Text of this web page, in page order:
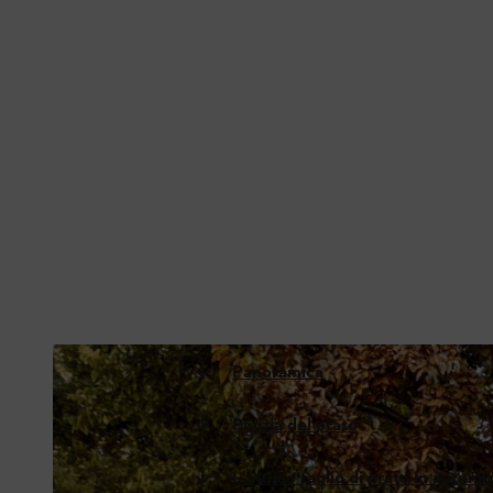
Panoramica
Pulizia del prato
L'ultimo taglio di prato in